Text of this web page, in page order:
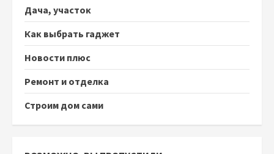
Дача, участок
Как выбрать гаджет
Новости плюс
Ремонт и отделка
Строим дом сами